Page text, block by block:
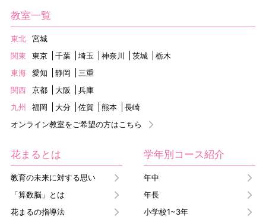
教室一覧
東北
宮城
関東
東京 千葉 埼玉 神奈川 茨城
栃木
東海
愛知 静岡
三重
関西
京都 大阪
兵庫
九州
福岡 大分 佐賀 熊本
長崎
オンライン教室をご希望の方はこちら
花まるとは
教育の未来に対する思い
「算数脳」とは
花まるの指導法
学年別コース紹介
年中
年長
小学校1~3年